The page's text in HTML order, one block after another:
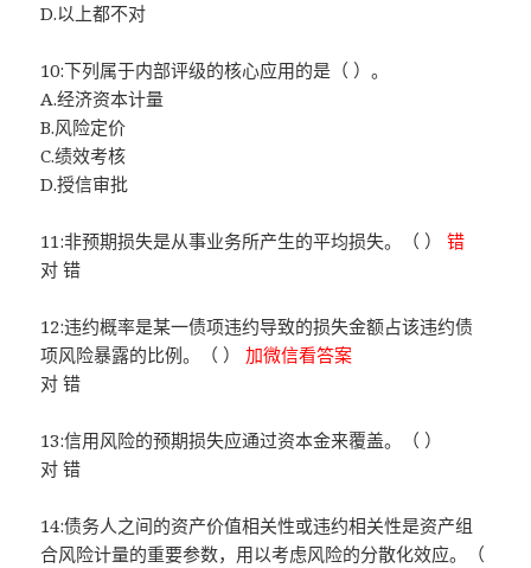
D.以上都不对
10:下列属于内部评级的核心应用的是（ ）。
A.经济资本计量
B.风险定价
C.绩效考核
D.授信审批
11:非预期损失是从事业务所产生的平均损失。（ ）错
对 错
12:违约概率是某一债项违约导致的损失金额占该违约债
项风险暴露的比例。（ ）加微信看答案
对 错
13:信用风险的预期损失应通过资本金来覆盖。（ ）
对 错
14:债务人之间的资产价值相关性或违约相关性是资产组
合风险计量的重要参数，用以考虑风险的分散化效应。（